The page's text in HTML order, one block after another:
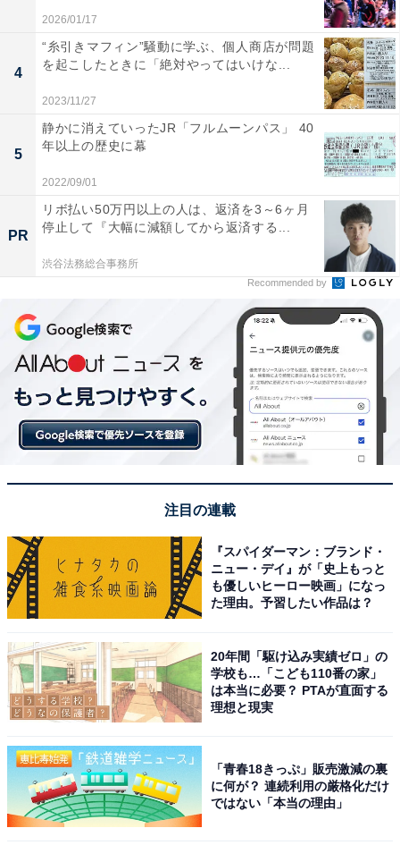
1位は交通・生活の利便性が高い「中央区」
「中央区」は、銀座や日本橋といった商業の中心地があ
るエリア。一方で、下町風情のある月島や人形町といっ
た街もあります。臨海部では、都心部再開発により大規
模マンションが多数立地。交通利便性だけでなく生活利
便性も高いです。
「街の幸福度ランキング」は、2019～2021年の回答者数
50名以上の自治体を対象として集計。幸福度の評点は、
非常に幸福だと思う場合を10点、非常に不幸だと思う場
＞10位までの全ランキング結果を見る
【おすすめ記事】
・
【国勢調査2020】町田市も…東京都で人口が減った市区
町村、2位「大島町」、1位は？
・
【国勢調査2020】東京都で人口が増えたのは？ 3位「文
京区」、2位「千代田区」、1位は…
2026/01/17
4
“糸引きマフィン”騒動に学ぶ、個人商店が問題
を起こしたときに「絶対やってはいけな...
2023/11/27
5
静かに消えていったJR「フルムーンパス」 40
年以上の歴史に幕
2022/09/01
PR
リボ払い50万円以上の人は、返済を3～6ヶ月
停止して『大幅に減額してから返済する...
渋谷法務総合事務所
Recommended by
注目の連載
『スパイダーマン：ブランド・
ニュー・デイ』が「史上もっと
も優しいヒーロー映画」になっ
た理由。予習したい作品は？
20年間「駆け込み実績ゼロ」の
学校も…「こども110番の家」
は本当に必要？ PTAが直面する
理想と現実
「青春18きっぷ」販売激減の裏
に何が？ 連続利用の厳格化だけ
ではない「本当の理由」